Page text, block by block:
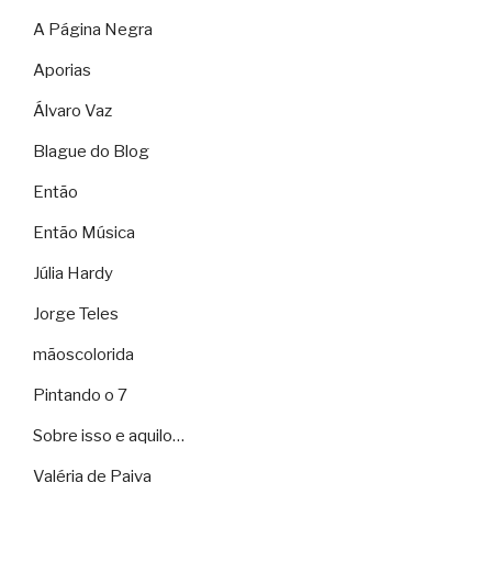
A Página Negra
Aporias
Álvaro Vaz
Blague do Blog
Então
Então Música
Júlia Hardy
Jorge Teles
mãoscolorida
Pintando o 7
Sobre isso e aquilo…
Valéria de Paiva